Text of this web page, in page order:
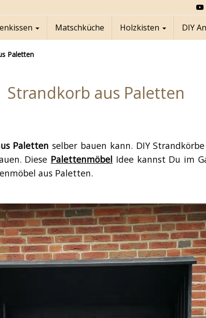
Matschküche Holzkisten DIY
Paletten
Strandkorb aus Paletten
Paletten selber bauen kann. DIY
Diese Palettenmöbel Idee kannst Du im
aus Paletten.